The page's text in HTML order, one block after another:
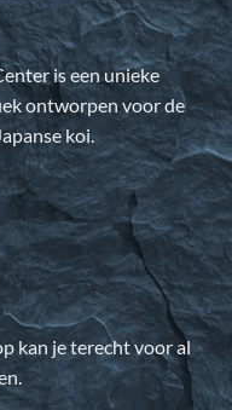
is een unieke
ontworpen voor de
koi.
kan je terecht voor al